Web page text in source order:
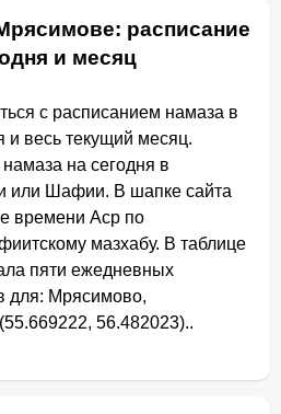
расписание
и месяц
с расписанием намаза в
и весь текущий месяц.
на сегодня в
или Шафии. В шапке сайта
времени Аср по
мазхабу. В таблице
пяти ежедневных
для: Мрясимово,
56.482023)..